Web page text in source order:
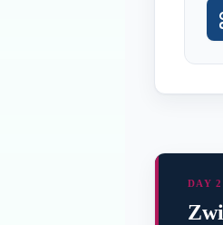
DAY 2